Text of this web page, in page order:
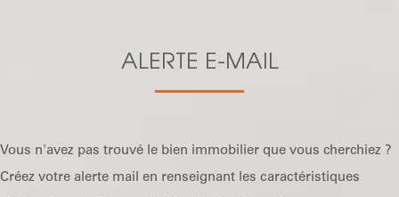
ALERTE E-MAIL
Vous n'avez pas trouvé le bien immobilier que vous cherchiez ?
Créez votre alerte mail en renseignant les caractéristiques